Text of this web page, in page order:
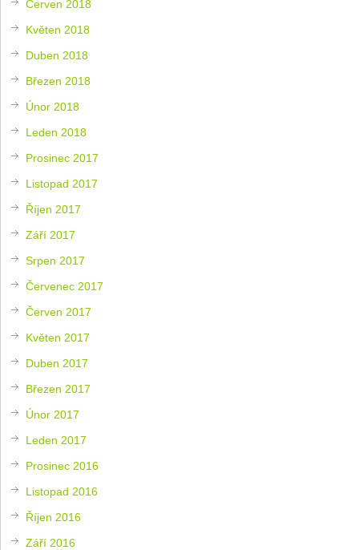
Červen 2018
Květen 2018
Duben 2018
Březen 2018
Únor 2018
Leden 2018
Prosinec 2017
Listopad 2017
Říjen 2017
Září 2017
Srpen 2017
Červenec 2017
Červen 2017
Květen 2017
Duben 2017
Březen 2017
Únor 2017
Leden 2017
Prosinec 2016
Listopad 2016
Říjen 2016
Září 2016